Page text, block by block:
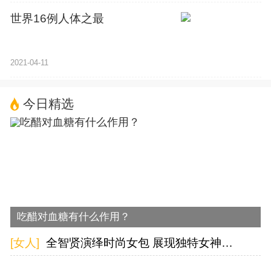
世界16例人体之最
2021-04-11
今日精选
吃醋对血糖有什么作用？
[女人]
全智贤演绎时尚女包 展现独特女神魅力